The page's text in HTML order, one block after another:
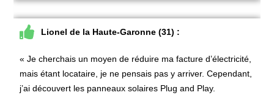
Lionel de la Haute-Garonne (31) :
« Je cherchais un moyen de réduire ma facture d’électricité,
mais étant locataire, je ne pensais pas y arriver. Cependant,
j’ai découvert les panneaux solaires Plug and Play.